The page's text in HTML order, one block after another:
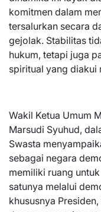
komitmen dalam
tersalurkan secara
gejolak. Stabilitas
hukum, tetapi juga
spiritual yang diakui
Wakil Ketua Umum
Marsudi Syuhud,
Swasta
sebagai negara
memiliki ruang
satunya melalui
khususnya